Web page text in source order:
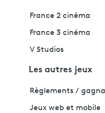
France 2 cinéma
France 3 cinéma
V Studios
Les autres jeux
Règlements /
Jeux web et mobile